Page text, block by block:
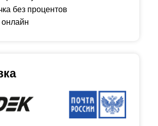
без процентов